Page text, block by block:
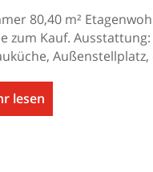
80,40 m²
zum Kauf. Ausstattung:
Außenstellplatz,
lesen